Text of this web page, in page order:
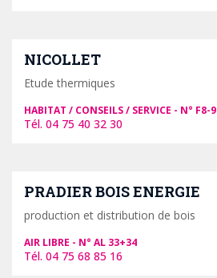
NICOLLET
Etude thermiques
HABITAT / CONSEILS / SERVICE F8-9
04 75 40 32 30
PRADIER BOIS ENERGIE
production et distribution de bois
AIR LIBRE AL 33+34
04 75 68 85 16